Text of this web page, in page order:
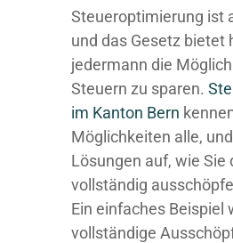
Steueroptimierung ist
und das Gesetz bietet
jedermann die
Steuern zu sparen.
im K anton Bern
Möglichkeiten alle,
Lösungen auf, wie Sie
vollständig
Ein einfaches Beispiel
vollständige